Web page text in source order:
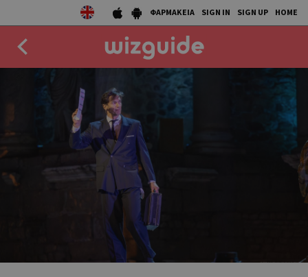
ΦΑΡΜΑΚΕΙΑ SIGN IN SIGN UP HOME
50 BEST
AGENDA